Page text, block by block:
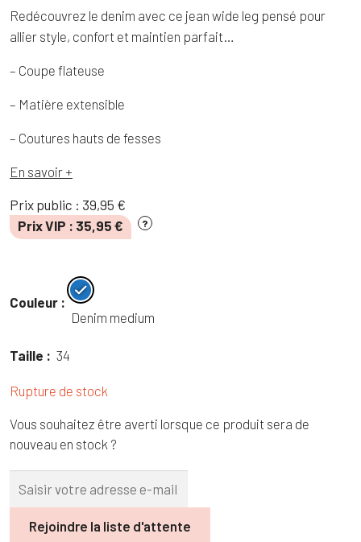
Redécouvrez le denim avec ce jean wide leg pensé pour
allier style, confort et maintien parfait…
– Coupe flateuse
– Matière extensible
– Coutures hauts de fesses
En savoir +
Prix public : 39,95 €
Prix VIP : 35,95 € ?
Couleur :
Denim medium
Taille : 34
Rupture de stock
Vous souhaitez être averti lorsque ce produit sera de
nouveau en stock ?
Rejoindre la liste d'attente